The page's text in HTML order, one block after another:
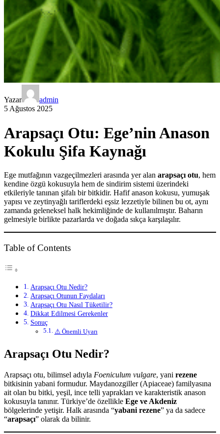
Yazar
admin
5 Ağustos 2025
Arapsaçı Otu: Ege’nin Anason
Kokulu Şifa Kaynağı
Ege mutfağının vazgeçilmezleri arasında yer alan arapsaçı otu, hem
kendine özgü kokusuyla hem de sindirim sistemi üzerindeki
etkileriyle tanınan şifalı bir bitkidir. Hafif anason kokusu, yumuşak
yapısı ve zeytinyağlı tariflerdeki eşsiz lezzetiyle bilinen bu ot, aynı
zamanda geleneksel halk hekimliğinde de kullanılmıştır. Baharın
gelmesiyle birlikte pazarlarda ve doğada sıkça karşılaşılır.
Table of Contents
Arapsaçı Otu Nedir?
Arapsaçı Otunun Faydaları
Arapsaçı Otu Nasıl Tüketilir?
Dikkat Edilmesi Gerekenler
Sonuç
⚠️ Önemli Uyarı
Arapsaçı Otu Nedir?
Arapsaçı otu, bilimsel adıyla Foeniculum vulgare, yani rezene
bitkisinin yabani formudur. Maydanozgiller (Apiaceae) familyasına
ait olan bu bitki, yeşil, ince telli yaprakları ve karakteristik anason
kokusuyla tanınır. Türkiye’de özellikle Ege ve Akdeniz
bölgelerinde yetişir. Halk arasında “yabani rezene” ya da sadece
“arapsaçı” olarak da bilinir.